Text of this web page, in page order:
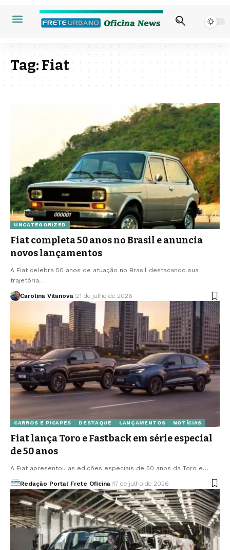
Tag:Fiat
UNCATEGORIZED
Fiat completa 50 anos no Brasil e anuncia
novos lançamentos
A Fiat celebra 50 anos de atuação no Brasil destacando sua
trajetória…
Carolina Vilanova 21 de julho de 2026
CARROS E PICAPES DESTAQUE LANÇAMENTOS NOTÍCIAS
Fiat lança Toro e Fastback em série especial
de 50 anos
A Fiat apresentou as edições especiais de 50 anos da Toro e…
Redação Portal Frete Oficina 17 de julho de 2026